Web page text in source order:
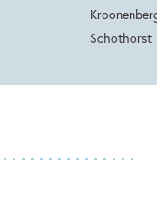
Schothorst